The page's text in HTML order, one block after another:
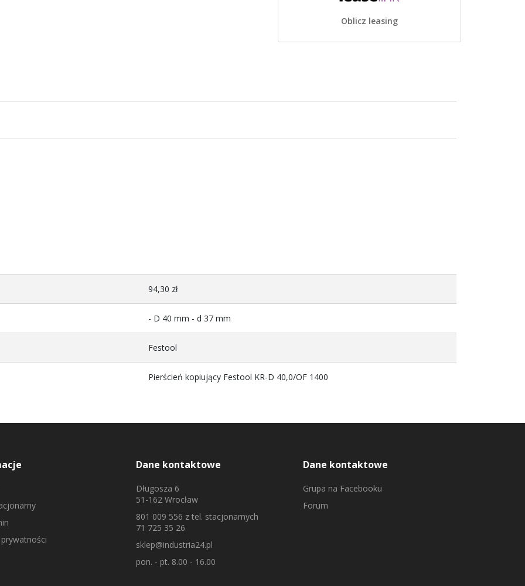
Oblicz leasing
94,30 zł
- D 40 mm - d 37 mm
Festool
Pierścień kopiujący Festool KR-D 40,0/OF 1400
Dane kontaktowe
Długosza 6
51-162 Wrocław
801 009 556 z tel. stacjonarnych
71 725 35 26
sklep@industria24.pl
pon. - pt. 8.00 - 16.00
Dane kontaktowe
Grupa na Facebooku
Forum